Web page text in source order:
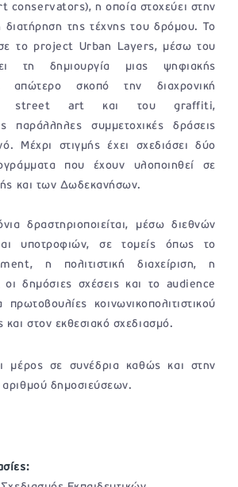
η οποία στοχεύει στην
διατήρηση της τέχνης του δρόμου. To
το project Urban Layers, μέσω του
τη δημιουργία μιας ψηφιακής
απώτερο σκοπό την διαχρονική
street art και του graffiti,
παράλληλες συμμετοχικές δράσεις
Μέχρι στιγμής έχει σχεδιάσει δύο
που έχουν υλοποιηθεί σε
και των Δωδεκανήσων.
δραστηριοποιείται, μέσω διεθνών
υποτροφιών, σε τομείς όπως το
η πολιτιστική διαχείριση, η
δημόσιες σχέσεις και το audience
κοινωνικοπολιτιστικού
στον εκθεσιακό σχεδιασμό.
μέρος σε συνέδρια καθώς και στην
δημοσιεύσεων.